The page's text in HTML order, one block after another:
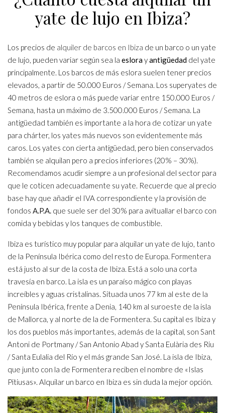
yate de lujo en Ibiza?
Los precios de alquiler de barcos en Ibiza de un barco o un yate
de lujo, pueden variar según sea la eslorayantigüedad del yate
principalmente. Los barcos de más eslora suelen tener precios
elevados, a partir de 50.000 Euros / Semana. Los superyates de
40 metros de eslora o más puede variar entre 150.000 Euros /
Semana, hasta un máximo de 3.500.000 Euros / Semana. La
antigüedad también es importante a la hora de cotizar un yate
para chárter, los yates más nuevos son evidentemente más
caros. Los yates con cierta antigüedad, pero bien conservados
también se alquilan pero a precios inferiores (20% – 30%).
Recomendamos acudir siempre a un profesional del sector para
que le coticen adecuadamente su yate. Recuerde que al precio
base hay que añadir el IVA correspondiente y la provisión de
fondos A.P.A. que suele ser del 30% para avituallar el barco con
comida y bebidas y los tanques de combustible.
Ibiza es turístico muy popular para alquilar un yate de lujo, tanto
de la Península Ibérica como del resto de Europa. Formentera
está justo al sur de la costa de Ibiza. Está a solo una corta
travesía en barco. La isla es un paraíso mágico con playas
increíbles y aguas cristalinas. Situada unos 77 km al este de la
Península Ibérica, frente a Denia, 140 km al suroeste de la isla
de Mallorca, y al norte de la de Formentera. Su capital es Ibiza y
los dos pueblos más importantes, además de la capital, son Sant
Antoni de Portmany / San Antonio Abad y Santa Eulària des Riu
/ Santa Eulalia del Río y el más grande San José. La isla de Ibiza,
que junto con la de Formentera reciben el nombre de «Islas
Pitiusas». Alquilar un barco en Ibiza es sin duda la mejor opción.